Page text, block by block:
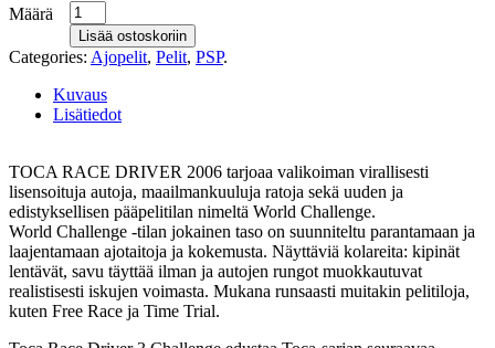
Määrä
Lisää ostoskoriin
Categories: Ajopelit, Pelit, PSP.
Kuvaus
Lisätiedot
TOCA RACE DRIVER 2006 tarjoaa valikoiman virallisesti
lisensoituja autoja, maailmankuuluja ratoja sekä uuden ja
edistyksellisen pääpelitilan nimeltä World Challenge.
World Challenge -tilan jokainen taso on suunniteltu parantamaan ja
laajentamaan ajotaitoja ja kokemusta. Näyttäviä kolareita: kipinät
lentävät, savu täyttää ilman ja autojen rungot muokkautuvat
realistisesti iskujen voimasta. Mukana runsaasti muitakin pelitiloja,
kuten Free Race ja Time Trial.